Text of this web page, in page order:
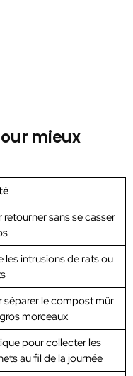
mieux
retourner sans se casser
les intrusions de rats ou
séparer le compost mûr
morceaux
pour collecter les
au fil de la journée